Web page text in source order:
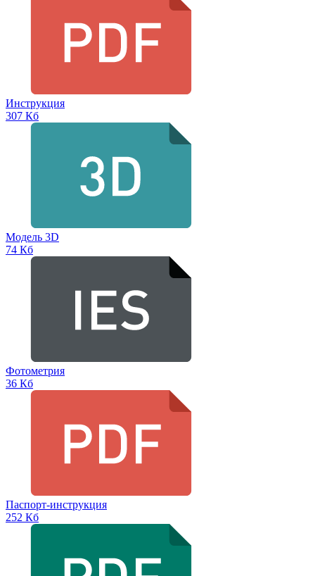
Инструкция
307 Кб
Модель 3D
74 Кб
Фотометрия
36 Кб
Паспорт-инструкция
252 Кб